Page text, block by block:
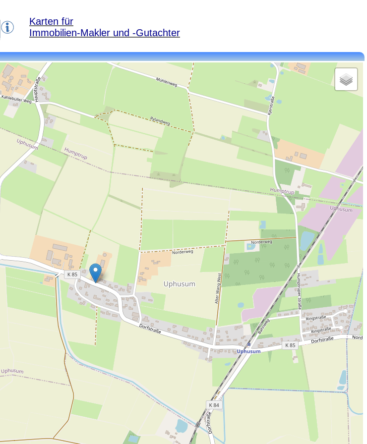
Nordfriesland
Bundesland:
Schleswig-
Holstein
Fläche:
7,06
km²
Einwohner:
Postleitzahl:
25923
Ortsteile:
Uphusum,
Uphusumfeld
Karten für
Immobilien-Makler und -Gutachter